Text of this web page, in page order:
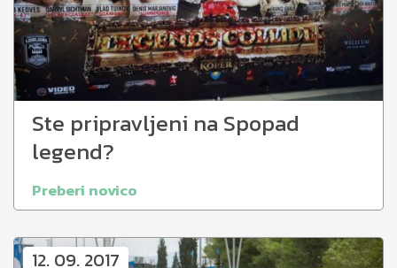
Ste pripravljeni na Spopad
legend?
Preberi novico
12. 09. 2017